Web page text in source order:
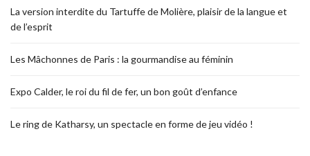
La version interdite du Tartuffe de Molière, plaisir de la langue et
de l’esprit
Les Mâchonnes de Paris : la gourmandise au féminin
Expo Calder, le roi du fil de fer, un bon goût d’enfance
Le ring de Katharsy, un spectacle en forme de jeu vidéo !